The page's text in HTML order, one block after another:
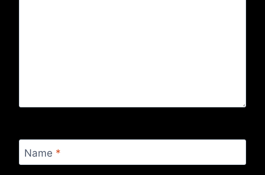
Name *